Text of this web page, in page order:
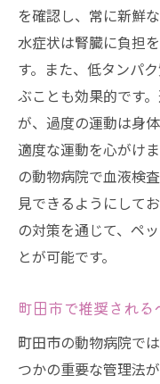
を確認し、常に新鮮
水症状は腎臓に負担
す。また、低タンパ
ぶことも効果的です
が、過度の運動は身
適度な運動を心がけ
の動物病院で血液検
見できるようにして
の対策を通じて、ペ
とが可能です。
町田市で推奨され
町田市の動物病院で
つかの重要な管理法